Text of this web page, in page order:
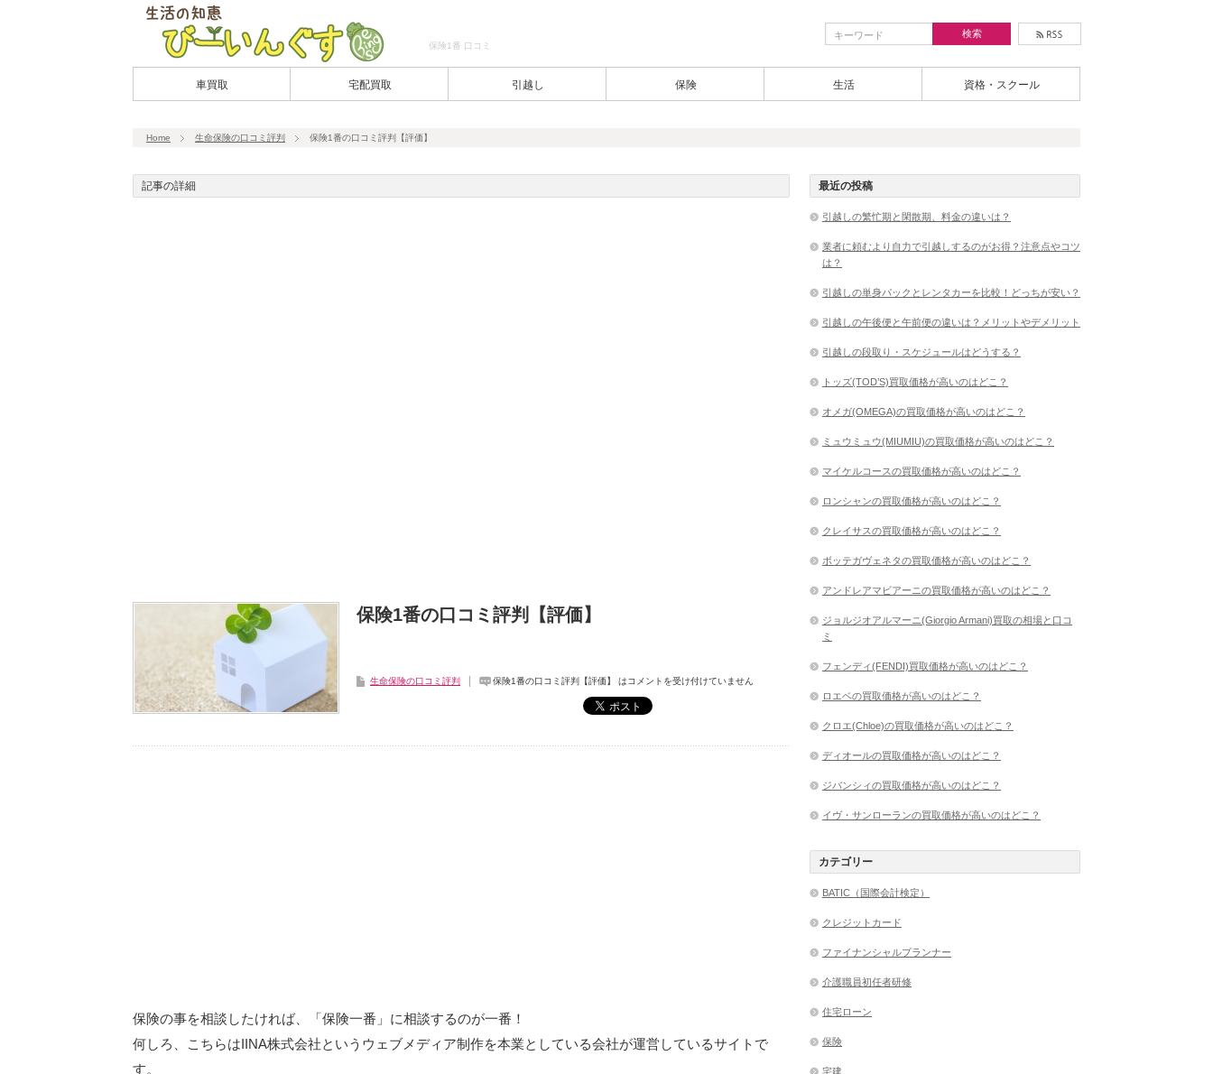
保険1番 口コミ
車買取 宅配買取 引越し 保険 生活 資格・スクール
Home 生命保険の口コミ評判 保険1番の口コミ評判【評価】
記事の詳細
保険1番の口コミ評判【評価】
生命保険の口コミ評判 保険1番の口コミ評判【評価】 はコメントを受け付けていません
保険の事を相談したければ、「保険一番」に相談するのが一番！
何しろ、こちらはIINA株式会社というウェブメディア制作を本業としている会社が運営しているサイトで
す。
最近の投稿
引越しの繁忙期と閑散期、料金の違いは？
業者に頼むより自力で引越しするのがお得？注意点やコツ
は？
引越しの単身パックとレンタカーを比較！どっちが安い？
引越しの午後便と午前便の違いは？メリットやデメリット
引越しの段取り・スケジュールはどうする？
トッズ(TOD’S)買取価格が高いのはどこ？
オメガ(OMEGA)の買取価格が高いのはどこ？
ミュウミュウ(MIUMIU)の買取価格が高いのはどこ？
マイケルコースの買取価格が高いのはどこ？
ロンシャンの買取価格が高いのはどこ？
クレイサスの買取価格が高いのはどこ？
ボッテガヴェネタの買取価格が高いのはどこ？
アンドレアマビアーニの買取価格が高いのはどこ？
ジョルジオアルマーニ(Giorgio Armani)買取の相場と口コ
ミ
フェンディ(FENDI)買取価格が高いのはどこ？
ロエベの買取価格が高いのはどこ？
クロエ(Chloe)の買取価格が高いのはどこ？
ディオールの買取価格が高いのはどこ？
ジバンシィの買取価格が高いのはどこ？
イヴ・サンローランの買取価格が高いのはどこ？
カテゴリー
BATIC（国際会計検定）
クレジットカード
ファイナンシャルプランナー
介護職員初任者研修
住宅ローン
保険
宅建